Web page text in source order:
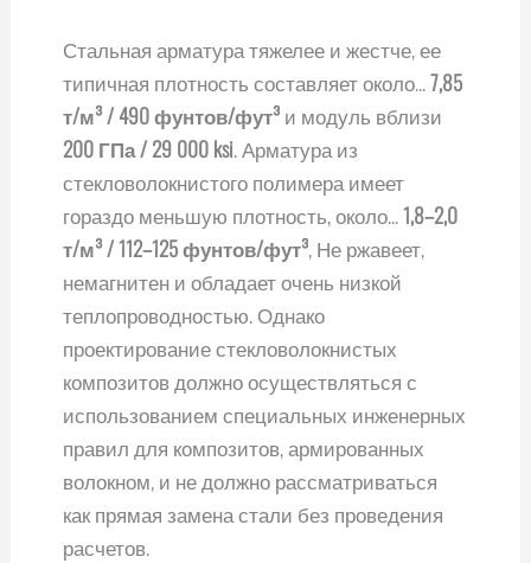
Стальная арматура тяжелее и жестче, ее
типичная плотность составляет около...7,85
т/м³ / 490 фунтов/фут³и модуль вблизи
200 ГПа / 29 000 ksi. Арматура из
стекловолокнистого полимера имеет
гораздо меньшую плотность, около...1,8–2,0
т/м³ / 112–125 фунтов/фут³, Не ржавеет,
немагнитен и обладает очень низкой
теплопроводностью. Однако
проектирование стекловолокнистых
композитов должно осуществляться с
использованием специальных инженерных
правил для композитов, армированных
волокном, и не должно рассматриваться
как прямая замена стали без проведения
расчетов.